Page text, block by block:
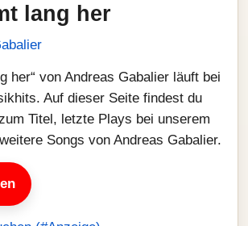
lang her
her“ von Andreas Gabalier läuft bei
Auf dieser Seite findest du
Titel, letzte Plays bei unserem
Songs von Andreas Gabalier.